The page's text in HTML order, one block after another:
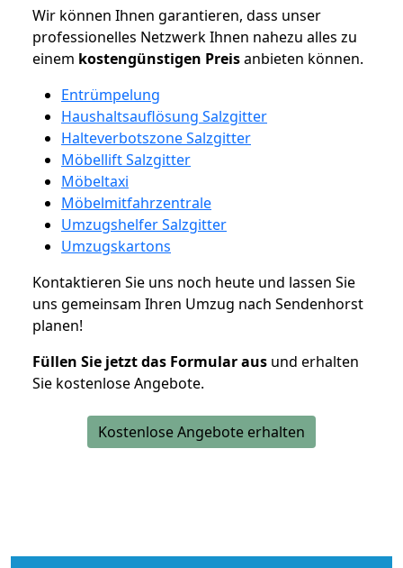
Wir können Ihnen garantieren, dass unser
professionelles Netzwerk Ihnen nahezu alles zu
einem kostengünstigen Preisanbieten können.
Entrümpelung
Haushaltsauflösung Salzgitter
Halteverbotszone Salzgitter
Möbellift Salzgitter
Möbeltaxi
Möbelmitfahrzentrale
Umzugshelfer Salzgitter
Umzugskartons
Kontaktieren Sie uns noch heute und lassen Sie
uns gemeinsam Ihren Umzug nach Sendenhorst
planen!
Füllen Sie jetzt das Formular aus und erhalten
Sie kostenlose Angebote.
Kostenlose Angebote erhalten